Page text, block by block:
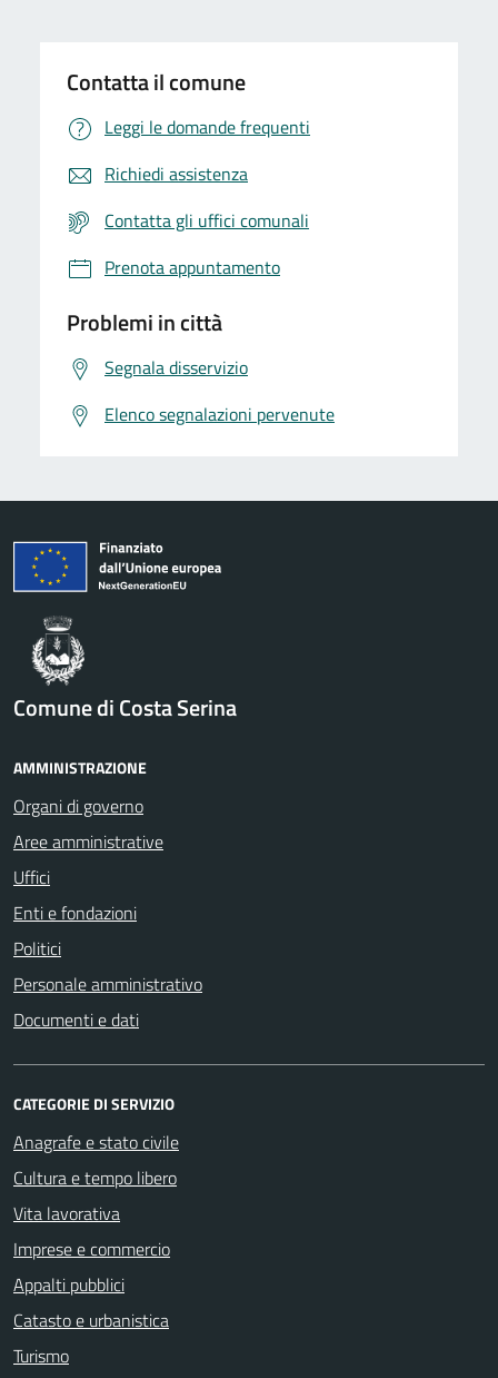
Contatta il comune
Leggi le domande frequenti
Richiedi assistenza
Contatta gli uffici comunali
Prenota appuntamento
Problemi in città
Segnala disservizio
Elenco segnalazioni pervenute
Comune di Costa Serina
AMMINISTRAZIONE
Organi di governo
Aree amministrative
Uffici
Enti e fondazioni
Politici
Personale amministrativo
Documenti e dati
CATEGORIE DI SERVIZIO
Anagrafe e stato civile
Cultura e tempo libero
Vita lavorativa
Imprese e commercio
Appalti pubblici
Catasto e urbanistica
Turismo